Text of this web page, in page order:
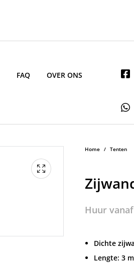
FAQ OVER ONS
Home / Tenten
Huur vanaf
Dichte
Lengte: 3